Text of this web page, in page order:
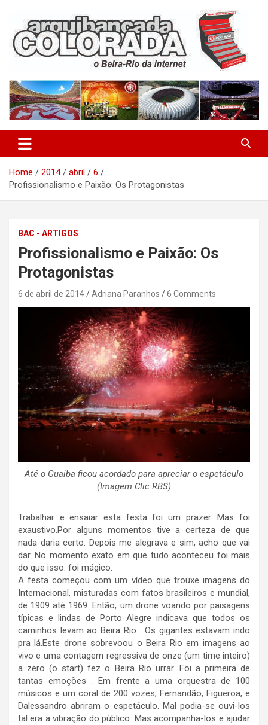
content
Arquibancada Colorada
Home 2014 abril
6
Profissionalismo e Paixão: Os Protagonistas
BAC - ARTIGOS
Profissionalismo e Paixão: Os
Protagonistas
6 de abril de 2014 Adriana Paranhos 6 Comments
Até o Guaiba ficou acordado para apreciar o espetáculo
(Imagem Clic RBS)
Trabalhar e ensaiar esta festa foi um prazer. Mas foi
exaustivo.Por alguns momentos tive a certeza de que
nada daria certo. Depois me alegrava e sim, acho que vai
dar. No momento exato em que tudo aconteceu foi mais
do que isso: foi mágico.
A festa começou com um vídeo que trouxe imagens do
Internacional, misturadas com fatos brasileiros e mundial,
de 1909 até 1969. Então, um drone voando por paisagens
típicas e lindas de Porto Alegre indicava que todos os
caminhos levam ao Beira Rio. Os gigantes estavam indo
pra lá.Este drone sobrevoou o Beira Rio em imagens ao
vivo e uma contagem regressiva de onze (um time inteiro)
a zero (o start) fez o Beira Rio urrar. Foi a primeira de
tantas emoções . Em frente a uma orquestra de 100
músicos e um coral de 200 vozes, Fernandão, Figueroa, e
Dalessandro abriram o espetáculo. Mal podia-se ouvi-los
tal era a vibração do público. Mas acompanha-los e ajudar